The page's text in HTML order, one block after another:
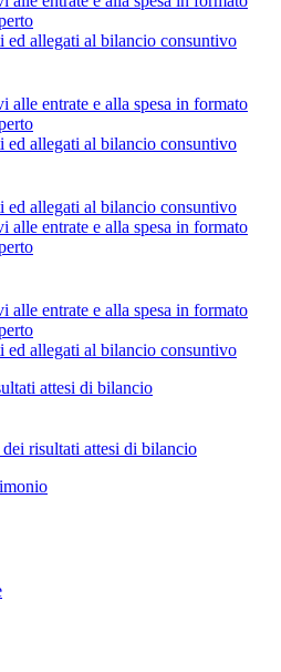
ed allegati al bilancio consuntivo
alle entrate e alla spesa in formato
ed allegati al bilancio consuntivo
ed allegati al bilancio consuntivo
alle entrate e alla spesa in formato
alle entrate e alla spesa in formato
ed allegati al bilancio consuntivo
attesi di bilancio
risultati attesi di bilancio